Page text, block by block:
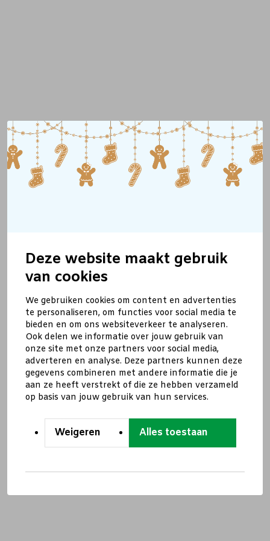
Deze website maakt gebruik
van cookies
We gebruiken cookies om content en advertenties
te personaliseren, om functies voor social media te
bieden en om ons websiteverkeer te analyseren.
Ook delen we informatie over jouw gebruik van
onze site met onze partners voor social media,
adverteren en analyse. Deze partners kunnen deze
gegevens combineren met andere informatie die je
aan ze heeft verstrekt of die ze hebben verzameld
op basis van jouw gebruik van hun services.
Weigeren Alles toestaan